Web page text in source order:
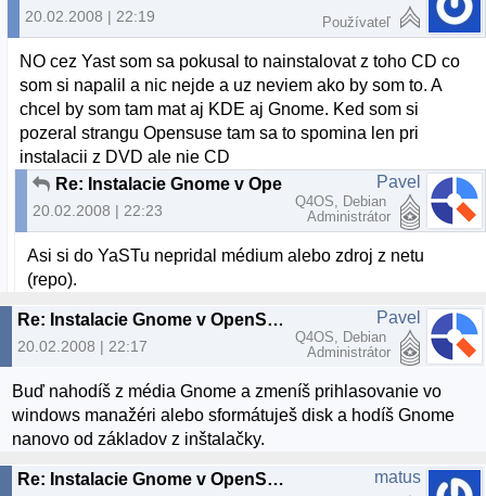
20.02.2008 | 22:19 Používateľ
NO cez Yast som sa pokusal to nainstalovat z toho CD co
som si napalil a nic nejde a uz neviem ako by som to. A
chcel by som tam mat aj KDE aj Gnome. Ked som si
pozeral strangu Opensuse tam sa to spomina len pri
instalacii z DVD ale nie CD
20.02.2008 | 22:23
Pavel
Q4OS, Debian
Administrátor
Asi si do YaSTu nepridal médium alebo zdroj z netu
(repo).
Re: Instalacie Gnome v OpenSuse
20.02.2008 | 22:17
Pavel
Q4OS, Debian
Administrátor
Buď nahodíš z média Gnome a zmeníš prihlasovanie vo
windows manažéri alebo sformátuješ disk a hodíš Gnome
nanovo od základov z inštalačky.
Re: Instalacie Gnome v OpenSuse matus